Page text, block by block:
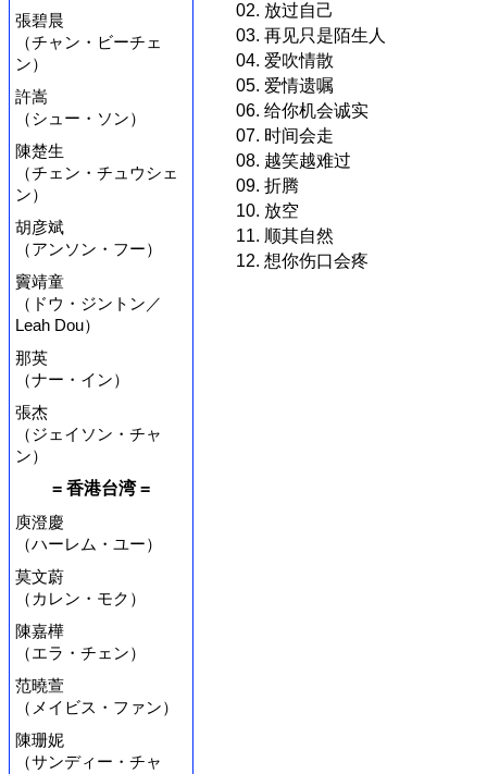
張碧晨
（チャン・ビーチェ
ン）
許嵩
（シュー・ソン）
陳楚生
（チェン・チュウシェ
ン）
胡彦斌
（アンソン・フー）
竇靖童
（ドウ・ジントン／
Leah Dou）
那英
（ナー・イン）
張杰
（ジェイソン・チャ
ン）
= 香港台湾 =
庾澄慶
（ハーレム・ユー）
莫文蔚
（カレン・モク）
陳嘉樺
（エラ・チェン）
范曉萱
（メイビス・ファン）
陳珊妮
（サンディー・チャ
02. 放过自己
03. 再见只是陌生人
04. 爱吹情散
05. 爱情遗嘱
06. 给你机会诚实
07. 时间会走
08. 越笑越难过
09. 折腾
10. 放空
11. 顺其自然
12. 想你伤口会疼